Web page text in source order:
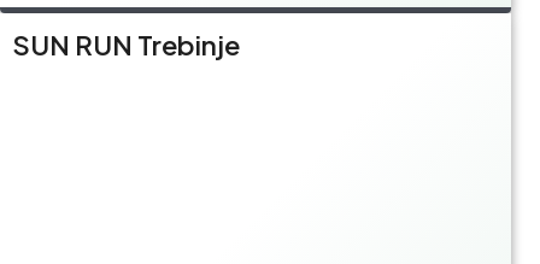
SUN RUN Trebinje